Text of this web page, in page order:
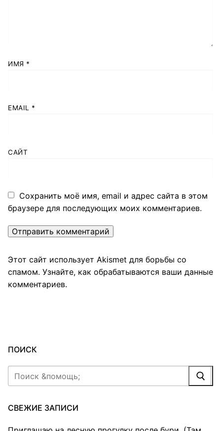
ИМЯ *
EMAIL *
САЙТ
Сохранить моё имя, email и адрес сайта в этом
браузере для последующих моих комментариев.
Этот сайт использует Akismet для борьбы со
спамом. Узнайте, как обрабатываются ваши данные
комментариев.
ПОИСК
Найти:
СВЕЖИЕ ЗАПИСИ